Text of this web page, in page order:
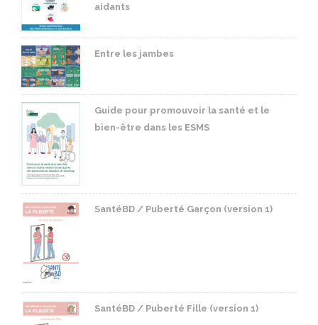
aidants
Entre les jambes
Guide pour promouvoir la santé et le
bien-être dans les ESMS
SantéBD / Puberté Garçon (version 1)
SantéBD / Puberté Fille (version 1)